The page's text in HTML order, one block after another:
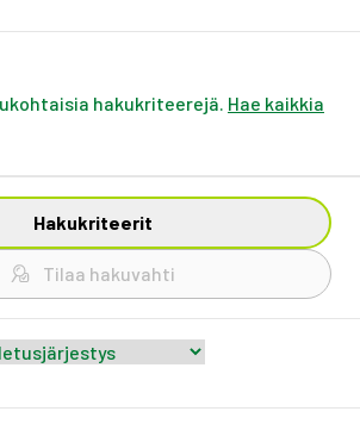
hakukriteerejä. Hae kaikkia
Hakukriteerit
Tilaa hakuvahti